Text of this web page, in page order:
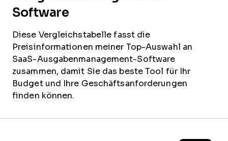
Software
Diese Vergleichstabelle fasst die
Preisinformationen meiner Top-Auswahl an
SaaS-Ausgabenmanagement-Software
zusammen, damit Sie das beste Tool für Ihr
Budget und Ihre Geschäftsanforderungen
finden können.